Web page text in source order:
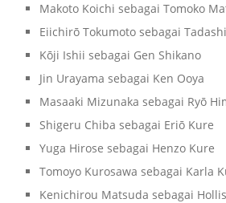
Makoto Koichi sebagai Tomoko
Eiichirō Tokumoto sebagai
Kōji Ishii sebagai Gen Shikano
Jin Urayama sebagai Ken Ooya
Masaaki Mizunaka sebagai Ryō
Shigeru Chiba sebagai Eriō Kure
Yuga Hirose sebagai Henzo Kure
Tomoyo Kurosawa sebagai Karla
Kenichirou Matsuda sebagai